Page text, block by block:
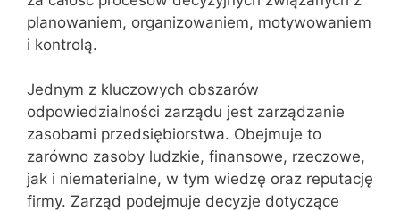
planowaniem, organizowaniem, motywowaniem
i kontrolą.
Jednym z kluczowych obszarów
odpowiedzialności zarządu jest zarządzanie
zasobami przedsiębiorstwa. Obejmuje to
zarówno zasoby ludzkie, finansowe, rzeczowe,
jak i niematerialne, w tym wiedzę oraz reputację
firmy. Zarząd podejmuje decyzje dotyczące